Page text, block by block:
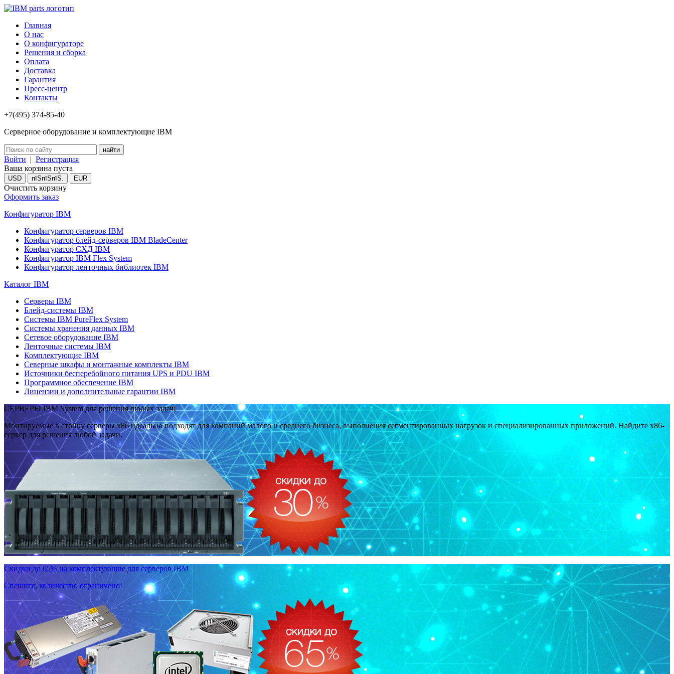
Главная
О нас
О конфигураторе
Решения и сборка
Оплата
Доставка
Гарантия
Пресс-центр
Контакты
+7(495) 374-85-40
Серверное оборудование и комплектующие IBM
Войти | Регистрация
Ваша корзина пуста
USD пїЅпїЅпїЅ. EUR
Очистить корзину
Оформить заказ
Конфигуратор IBM
Конфигуратор серверов IBM
Конфигуратор блейд-серверов IBM BladeCenter
Конфигуратор СХД IBM
Конфигуратор IBM Flex System
Конфигуратор ленточных библиотек IBM
Каталог IBM
Серверы IBM
Блейд-системы IBM
Системы IBM PureFlex System
Системы хранения данных IBM
Сетевое оборудование IBM
Ленточные системы IBM
Комплектующие IBM
Северные шкафы и монтажные комплекты IBM
Источники бесперебойного питания UPS и PDU IBM
Программное обеспечение IBM
Лицензии и дополнительные гарантии IBM
СЕРВЕРЫ IBM System для решения любых задач!
Монтируемые в стойку серверы x86 идеально подходят для компаний малого и среднего бизнеса, выполнения сегментированных нагрузок и специализированных приложений. Найдите x86-
сервер для решения любой задачи.
Скидки до 65% на комплектующие для серверов IBM
Спешите, количество ограничено!